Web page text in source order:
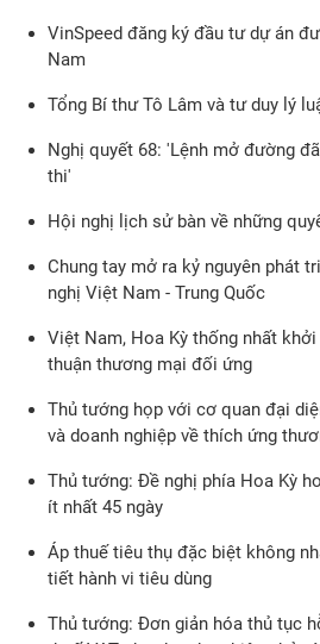
VinSpeed đăng ký đầu tư dự án
Nam
Tổng Bí thư Tô Lâm và tư duy lý
Nghị quyết 68: 'Lệnh mở đường
thi'
Hội nghị lịch sử bàn về những
Chung tay mở ra kỷ nguyên phát
nghị Việt Nam - Trung Quốc
Việt Nam, Hoa Kỳ thống nhất
thuận thương mại đối ứng
Thủ tướng họp với cơ quan đại
và doanh nghiệp về thích ứng
Thủ tướng: Đề nghị phía Hoa Kỳ
ít nhất 45 ngày
Áp thuế tiêu thụ đặc biệt không
tiết hành vi tiêu dùng
Thủ tướng: Đơn giản hóa thủ tục